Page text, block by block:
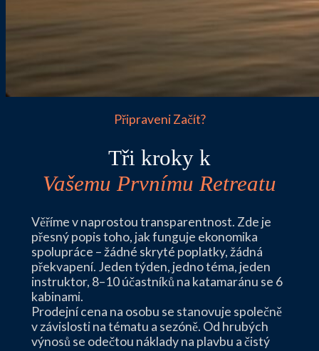
Připraveni Začít?
Tři kroky k
Vašemu Prvnímu Retreatu
Věříme v naprostou transparentnost. Zde je
přesný popis toho, jak funguje ekonomika
spolupráce – žádné skryté poplatky, žádná
překvapení. Jeden týden, jedno téma, jeden
instruktor, 8–10 účastníků na katamaránu se 6
kabinami.
Prodejní cena na osobu se stanovuje společně
v závislosti na tématu a sezóně. Od hrubých
výnosů se odečtou náklady na plavbu a čistý